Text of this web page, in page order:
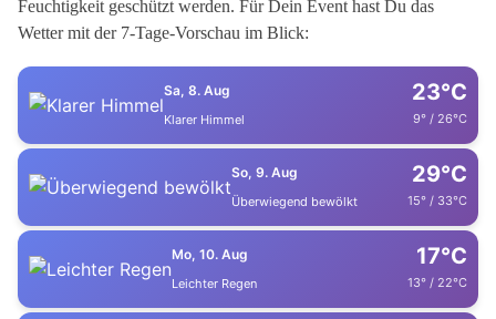
Feuchtigkeit geschützt werden. Für Dein Event hast Du das
Wetter mit der 7-Tage-Vorschau im Blick:
Sa, 8. Aug
Klarer Himmel
23°C
9° / 26°C
So, 9. Aug
Überwiegend bewölkt
29°C
15° / 33°C
Mo, 10. Aug
Leichter Regen
17°C
13° / 22°C